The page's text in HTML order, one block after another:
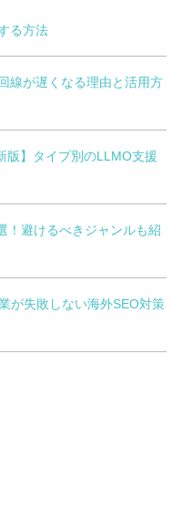
る方法
線が遅くなる理由と活用方
版】タイプ別のLLMO支援
！避けるべきジャンルも紹
が失敗しない海外SEO対策